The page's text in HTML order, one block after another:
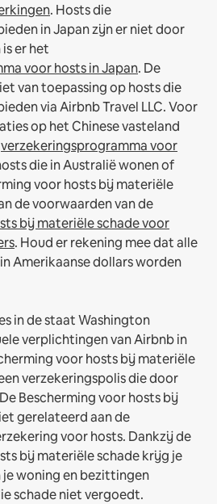
. Hosts die
in Japan zijn er niet door
er het
voor hosts in Japan. De
van toepassing op hosts die
via Airbnb Travel LLC.Voor
op het Chinese vasteland
verzekeringsprogramma voor
die in Australië wonen of
voor hosts bij materiële
de voorwaarden van de
bij materiële schade voor
. Houd er rekening mee dat alle
Amerikaanse dollars worden
in de staat Washington
verplichtingen van Airbnb in
voor hosts bij materiële
verzekeringspolis die door
Bescherming voor hosts bij
gerelateerd aan de
voor hosts. Dankzij de
bij materiële schade krijg je
je woning en bezittingen
schade niet vergoedt.